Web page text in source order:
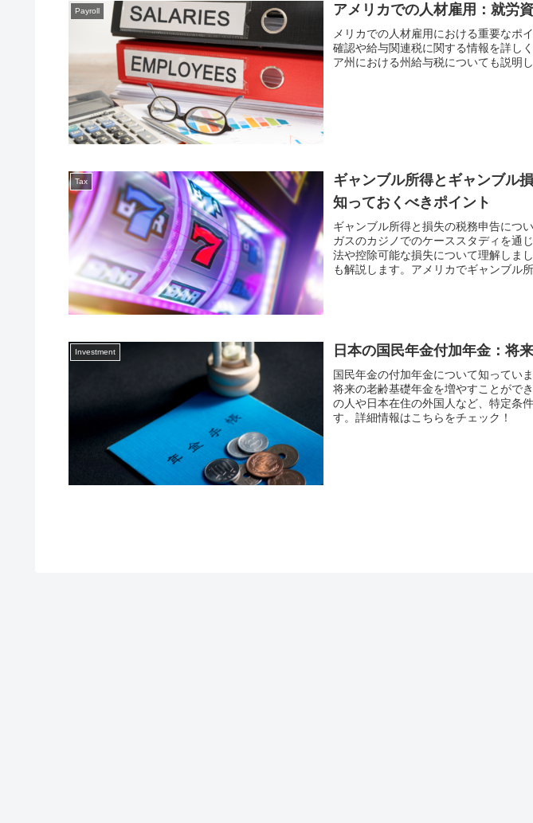
Payroll アメリカでの人材雇用：就労
メリカでの人材雇用における重要なポ
確認や給与関連税に関する情報を詳し
ア州における州給与税についても説明し
Tax
ギャンブル所得とギャンブル
知っておくべきポイント
ギャンブル所得と損失の税務申告につ
ガスのカジノでのケーススタディを通
法や控除可能な損失について理解しま
も解説します。アメリカでギャンブル
Investment 日本の国民年金付加年金：将
国民年金の付加年金について知ってい
将来の老齢基礎年金を増やすことがで
の人や日本在住の外国人など、特定条
す。詳細情報はこちらをチェック！